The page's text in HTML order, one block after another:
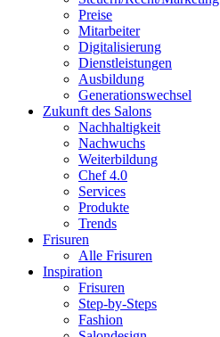
Preise
Mitarbeiter
Digitalisierung
Dienstleistungen
Ausbildung
Generationswechsel
Zukunft des Salons
Nachhaltigkeit
Nachwuchs
Weiterbildung
Chef 4.0
Services
Produkte
Trends
Frisuren
Alle Frisuren
Inspiration
Frisuren
Step-by-Steps
Fashion